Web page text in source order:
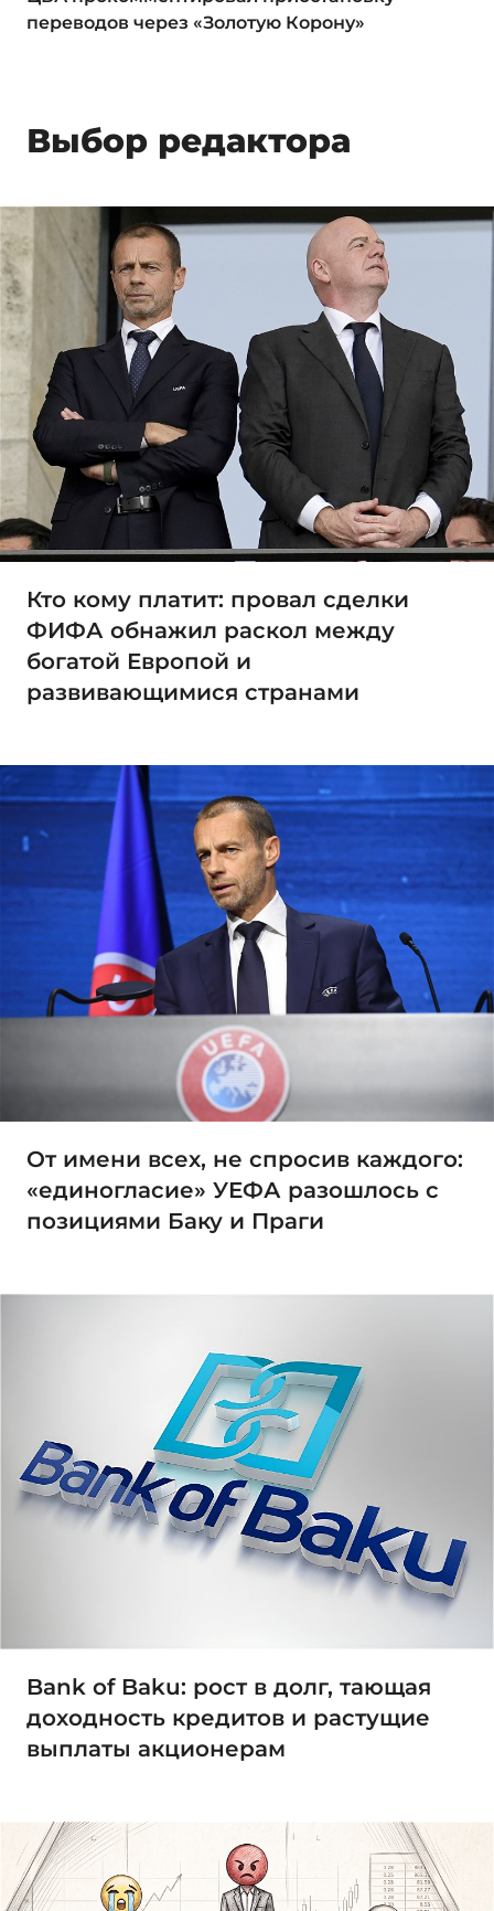
переводов через «Золотую Корону»
Выбор редактора
Кто кому платит: провал сделки
ФИФА обнажил раскол между
богатой Европой и
развивающимися странами
От имени всех, не спросив каждого:
«единогласие» УЕФА разошлось с
позициями Баку и Праги
Bank of Baku: рост в долг, тающая
доходность кредитов и растущие
выплаты акционерам